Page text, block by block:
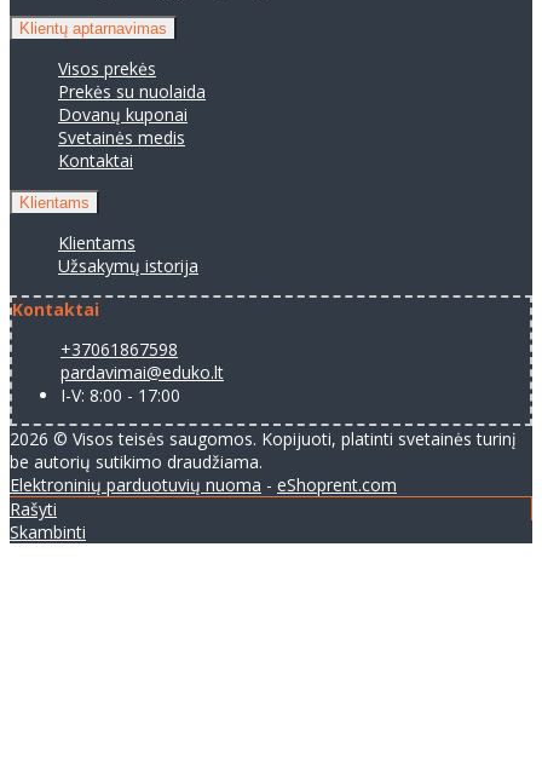
Klientų aptarnavimas
Visos prekės
Prekės su nuolaida
Dovanų kuponai
Svetainės medis
Kontaktai
Klientams
Klientams
Užsakymų istorija
Kontaktai
+37061867598
pardavimai@eduko.lt
I-V: 8:00 - 17:00
2026 © Visos teisės saugomos. Kopijuoti, platinti svetainės turinį
be autorių sutikimo draudžiama.
Elektroninių parduotuvių nuoma - eShoprent.com
Rašyti
Skambinti